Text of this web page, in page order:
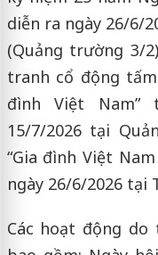
diễn ra ngày 26/6/
(Quảng trường 3/
tranh cổ động
đình Việt
15/7/2026 tại
“Gia đình Việt
ngày 26/6/2026 tại
Các hoạt động